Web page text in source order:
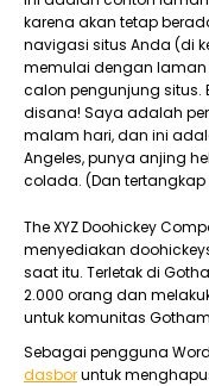
karena akan tetap
navigasi situs Anda (di
memulai dengan laman
calon pengunjung situs.
disana! Saya adalah
malam hari, dan ini
Angeles, punya anjing
colada. (Dan
The XYZ Doohickey
menyediakan
saat itu. Terletak di
2.000 orang dan
untuk komunitas
Sebagai pengguna
dasboruntuk